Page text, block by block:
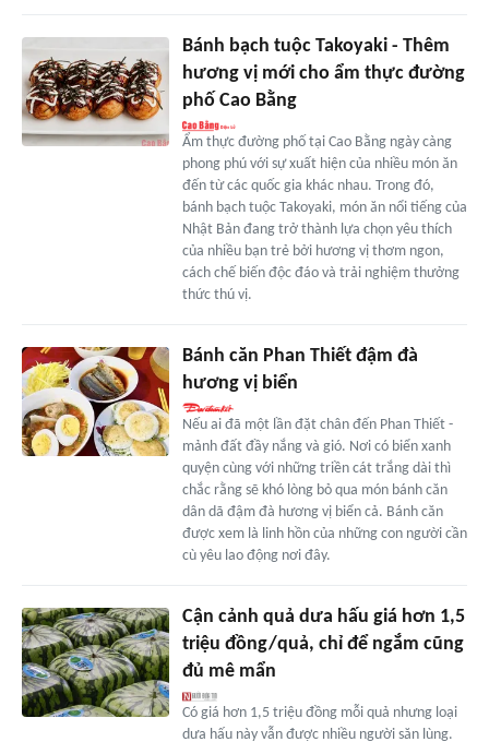
Bánh bạch tuộc Takoyaki - Thêm
hương vị mới cho ẩm thực đường
phố Cao Bằng
Ẩm thực đường phố tại Cao Bằng ngày càng
phong phú với sự xuất hiện của nhiều món ăn
đến từ các quốc gia khác nhau. Trong đó,
bánh bạch tuộc Takoyaki, món ăn nổi tiếng của
Nhật Bản đang trở thành lựa chọn yêu thích
của nhiều bạn trẻ bởi hương vị thơm ngon,
cách chế biến độc đáo và trải nghiệm thưởng
thức thú vị.
Bánh căn Phan Thiết đậm đà
hương vị biển
Nếu ai đã một lần đặt chân đến Phan Thiết -
mảnh đất đầy nắng và gió. Nơi có biển xanh
quyện cùng với những triền cát trắng dài thì
chắc rằng sẽ khó lòng bỏ qua món bánh căn
dân dã đậm đà hương vị biển cả. Bánh căn
được xem là linh hồn của những con người cần
cù yêu lao động nơi đây.
Cận cảnh quả dưa hấu giá hơn 1,5
triệu đồng/quả, chỉ để ngắm cũng
đủ mê mẩn
Có giá hơn 1,5 triệu đồng mỗi quả nhưng loại
dưa hấu này vẫn được nhiều người săn lùng.